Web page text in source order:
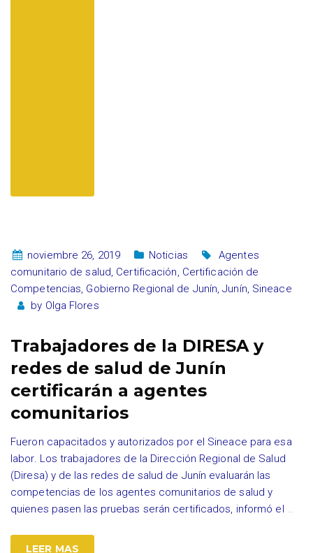
noviembre 26, 2019 Noticias
Agentes
comunitario de salud, Certificación, Certificación de
Competencias, Gobierno Regional de Junín,Junín, Sineace
by Olga Flores
Trabajadores de la DIRESA y
redes de salud de Junín
certificarán a agentes
comunitarios
Fueron capacitados y autorizados por el Sineace para esa
labor. Los trabajadores de la Dirección Regional de Salud
(Diresa) y de las redes de salud de Junín evaluarán las
competencias de los agentes comunitarios de salud y
quienes pasen las pruebas serán certificados, informó el …
LEER MAS